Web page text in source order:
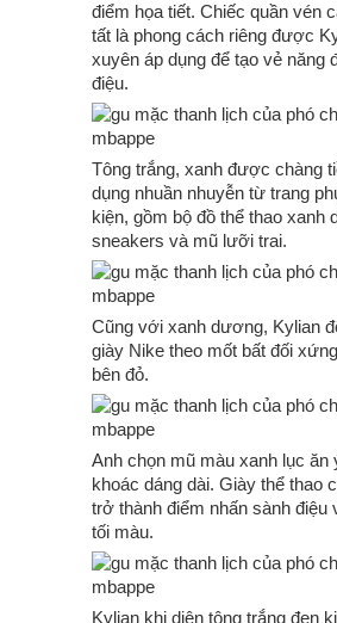
điểm họa tiết. Chiếc quần vén
tất là phong cách riêng được
xuyên áp dụng để tạo vẻ năng
điệu.
Tông trắng, xanh được chàng
dụng nhuần nhuyễn từ trang
kiện, gồm bộ đồ thể thao xanh
sneakers và mũ lưỡi trai.
Cũng với xanh dương, Kylian
giày Nike theo mốt bất đối
bên đỏ.
Anh chọn mũ màu xanh lục ăn
khoác dáng dài. Giày thể thao
trở thành điểm nhấn sành điệu
tối màu.
Kylian khi diện tông trắng đen